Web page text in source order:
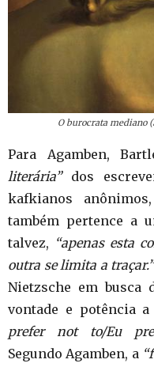
O burocrata mediano
Para Agamben,
literária”dos
kafkianos
também pertence a
talvez, “apenas esta
outra se limita a traçar.”
Nietzsche em busca
vontade e potência
prefer not to/Eu
Segundo Agamben, a